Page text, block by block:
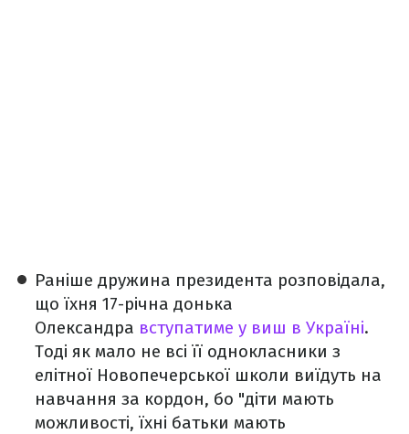
Раніше дружина президента розповідала,
що їхня 17-річна донька
Олександра вступатиме у виш в Україні.
Тоді як мало не всі її однокласники з
елітної Новопечерської школи виїдуть на
навчання за кордон, бо "діти мають
можливості, їхні батьки мають